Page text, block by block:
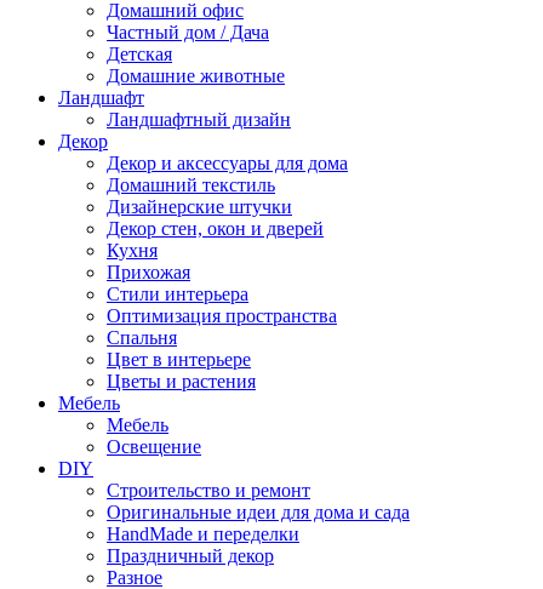
Домашний офис
Частный дом / Дача
Детская
Домашние животные
Ландшафт
Ландшафтный дизайн
Декор
Декор и аксессуары для дома
Домашний текстиль
Дизайнерские штучки
Декор стен, окон и дверей
Кухня
Прихожая
Стили интерьера
Оптимизация пространства
Спальня
Цвет в интерьере
Цветы и растения
Мебель
Мебель
Освещение
DIY
Строительство и ремонт
Оригинальные идеи для дома и сада
HandMade и переделки
Праздничный декор
Разное